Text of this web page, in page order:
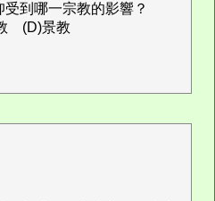
到哪一宗教的影響？
(D)景教